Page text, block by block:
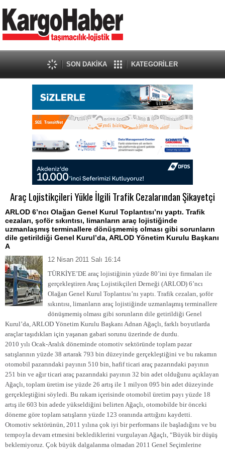
SON DAKİKA KATEGORİLER
Araç Lojistikçileri Yükle İlgili Trafik Cezalarından Şikayetçi
ARLOD 6’ncı Olağan Genel Kurul Toplantısı’nı yaptı. Trafik
cezaları, şoför sıkıntısı, limanların araç lojistiğinde
uzmanlaşmış terminallere dönüşmemiş olması gibi sorunların
dile getirildiği Genel Kurul’da, ARLOD Yönetim Kurulu Başkanı
A
12 Nisan 2011 Salı 16:14
TÜRKİYE’DE araç lojistiğinin yüzde 80’ini üye firmaları ile
gerçekleştiren Araç Lojistikçileri Derneği (ARLOD) 6’ncı
Olağan Genel Kurul Toplantısı’nı yaptı. Trafik cezaları, şoför
sıkıntısı, limanların araç lojistiğinde uzmanlaşmış terminallere
dönüşmemiş olması gibi sorunların dile getirildiği Genel
Kurul’da, ARLOD Yönetim Kurulu Başkanı Adnan Ağaçlı, farklı boyutlarda
araçlar taşıdıkları için yaşanan gabari sorunu üzerinde de durdu.
2010 yılı Ocak-Aralık döneminde otomotiv sektöründe toplam pazar
satışlarının yüzde 38 artarak 793 bin düzeyinde gerçekleştiğini ve bu rakamın
otomobil pazarındaki payının 510 bin, hafif ticari araç pazarındaki payının
251 bin ve ağır ticari araç pazarındaki payının 32 bin adet olduğunu açıklayan
Ağaçlı, toplam üretim ise yüzde 26 artış ile 1 milyon 095 bin adet düzeyinde
gerçekleştiğini söyledi. Bu rakam içerisinde otomobil üretim payı yüzde 18
artış ile 603 bin adede yükseldiğini belirten Ağaçlı, otomobilde bir önceki
döneme göre toplam satışların yüzde 123 oranında arttığını kaydetti.
Otomotiv sektörünün, 2011 yılına çok iyi bir performans ile başladığını ve bu
tempoyla devam etmesini beklediklerini vurgulayan Ağaçlı, “Büyük bir düşüş
beklemiyoruz. Çok büyük dalgalanma olmadan 2011 Genel Seçimlerine